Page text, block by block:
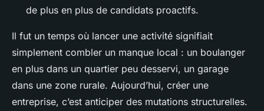
de plus en plus de candidats proactifs.
Il fut un temps où lancer une activité signifiait
simplement combler un manque local : un boulanger
en plus dans un quartier peu desservi, un garage
dans une zone rurale. Aujourd’hui, créer une
entreprise, c’est anticiper des mutations structurelles.